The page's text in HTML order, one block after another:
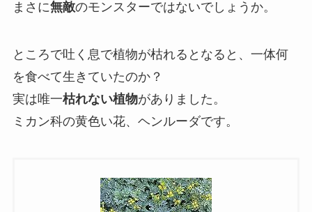
まさに無敵のモンスターではないでしょうか。
ところで吐く息で植物が枯れるとなると、一体何
を食べて生きていたのか？
実は唯一枯れない植物がありました。
ミカン科の黄色い花、 ヘンルーダです。